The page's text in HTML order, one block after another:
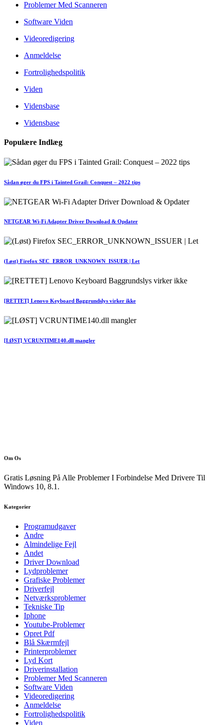
Problemer Med Scanneren
Software Viden
Videoredigering
Anmeldelse
Fortrolighedspolitik
Viden
Vidensbase
Vidensbase
Populære Indlæg
Sådan øger du FPS i Tainted Grail: Conquest – 2022 tips
NETGEAR Wi-Fi Adapter Driver Download & Opdater
(Løst) Firefox SEC_ERROR_UNKNOWN_ISSUER | Let
[RETTET] Lenovo Keyboard Baggrundslys virker ikke
[LØST] VCRUNTIME140.dll mangler
Om Os
Gratis Løsning På Alle Problemer I Forbindelse Med Drivere Til
Windows 10, 8.1.
Kategorier
Programudgaver
Andre
Almindelige Fejl
Andet
Driver Download
Lydproblemer
Grafiske Problemer
Driverfejl
Netværksproblemer
Tekniske Tip
Iphone
Youtube-Problemer
Opret Pdf
Blå Skærmfejl
Printerproblemer
Lyd Kort
Driverinstallation
Problemer Med Scanneren
Software Viden
Videoredigering
Anmeldelse
Fortrolighedspolitik
Viden